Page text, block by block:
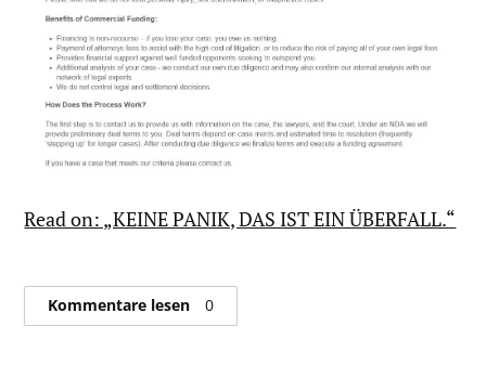
Read on: „KEINE PANIK, DAS IST EIN ÜBERFALL.“
Kommentare lesen 0